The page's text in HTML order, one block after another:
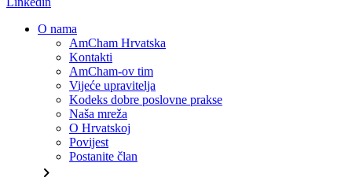
O nama
AmCham Hrvatska
Kontakti
AmCham-ov tim
Vijeće upravitelja
Kodeks dobre poslovne prakse
Naša mreža
O Hrvatskoj
Povijest
Postanite član
chevron_right